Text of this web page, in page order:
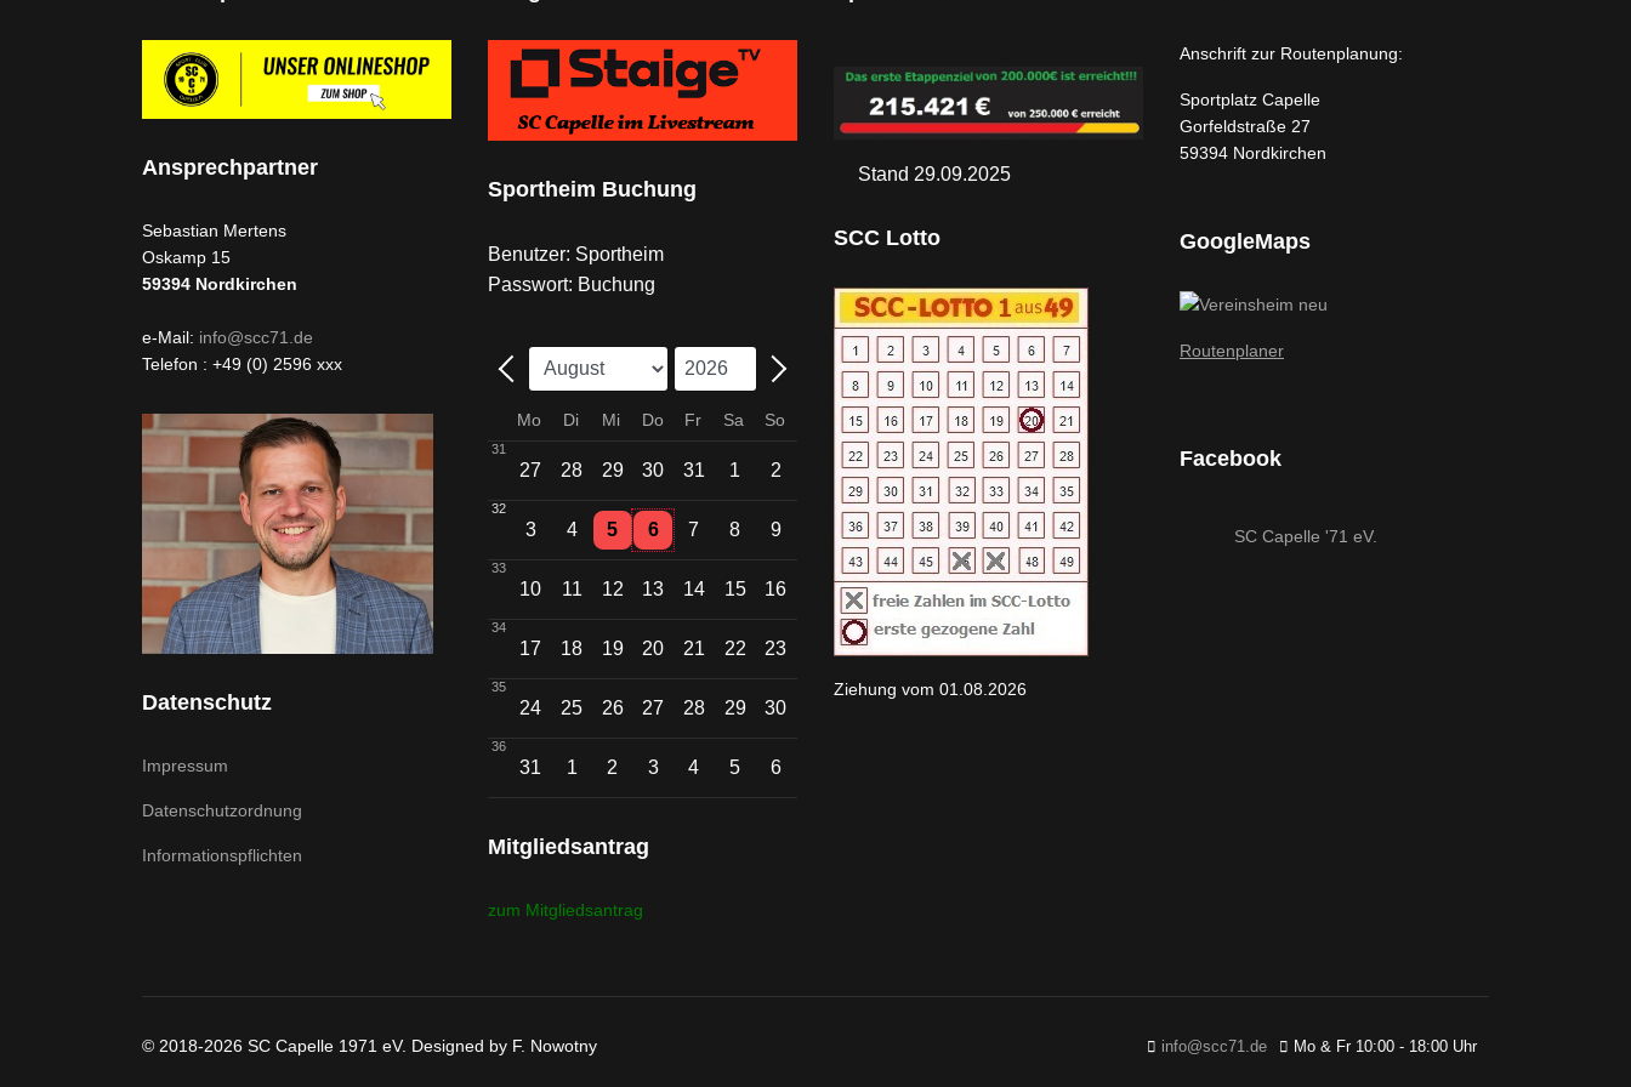
Ansprechpartner
Sebastian Mertens
Oskamp 15
59394 Nordkirchen
e-Mail: info@scc71.de
Telefon : +49 (0) 2596 xxx
Datenschutz
Impressum
Datenschutzordnung
Informationspflichten
Sportheim Buchung
Benutzer: Sportheim
Passwort: Buchung
Mo Di Mi Do Fr Sa So
31
27 28 29 30 31 1 2
32
3 4 5
Einzelne Veranstaltung
6
Einzelne Veranstaltung
7 8 9
33
10 11 12 13 14 15 16
34
17 18 19 20 21 22 23
35
24 25 26 27 28 29 30
36
31 1 2 3 4 5
Einzelne Veranstaltung
6
Mitgliedsantrag
zum Mitgliedsantrag
Stand 29.09.2025
SCC Lotto
Ziehung vom 01.08.2026
Anschrift zur Routenplanung:
Sportplatz Capelle
Gorfeldstraße 27
59394 Nordkirchen
GoogleMaps
Routenplaner
Facebook
SC Capelle '71 eV.
© 2018-2026 SC Capelle 1971 eV. Designed by F. Nowotny info@scc71.de Mo & Fr 10:00 - 18:00 Uhr